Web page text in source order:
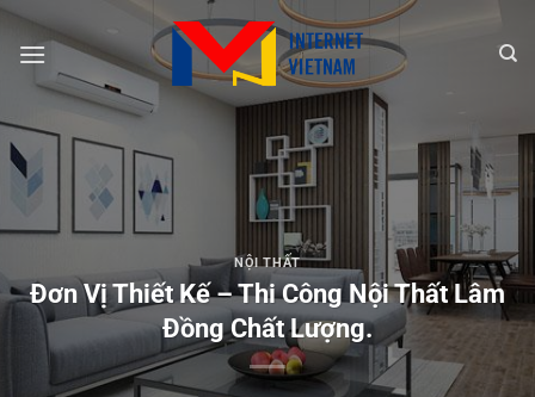
Chuyển
đến
NỘI THẤT
Đơn Vị Thiết Kế – Thi Công Nội Thất Lâm
Đồng Chất Lượng.